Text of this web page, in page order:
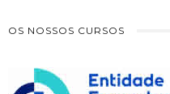
OS NOSSOS CURSOS